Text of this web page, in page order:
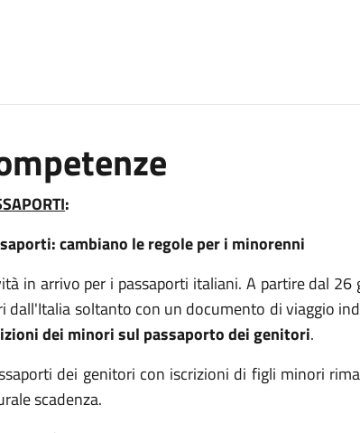
:
cambiano le regole per i minorenni
in arrivo per i passaporti italiani. A partire dal
dall'Italia soltanto con un documento di viaggio
dei minori sul passaporto dei genitori.
dei genitori con iscrizioni di figli minori
scadenza.